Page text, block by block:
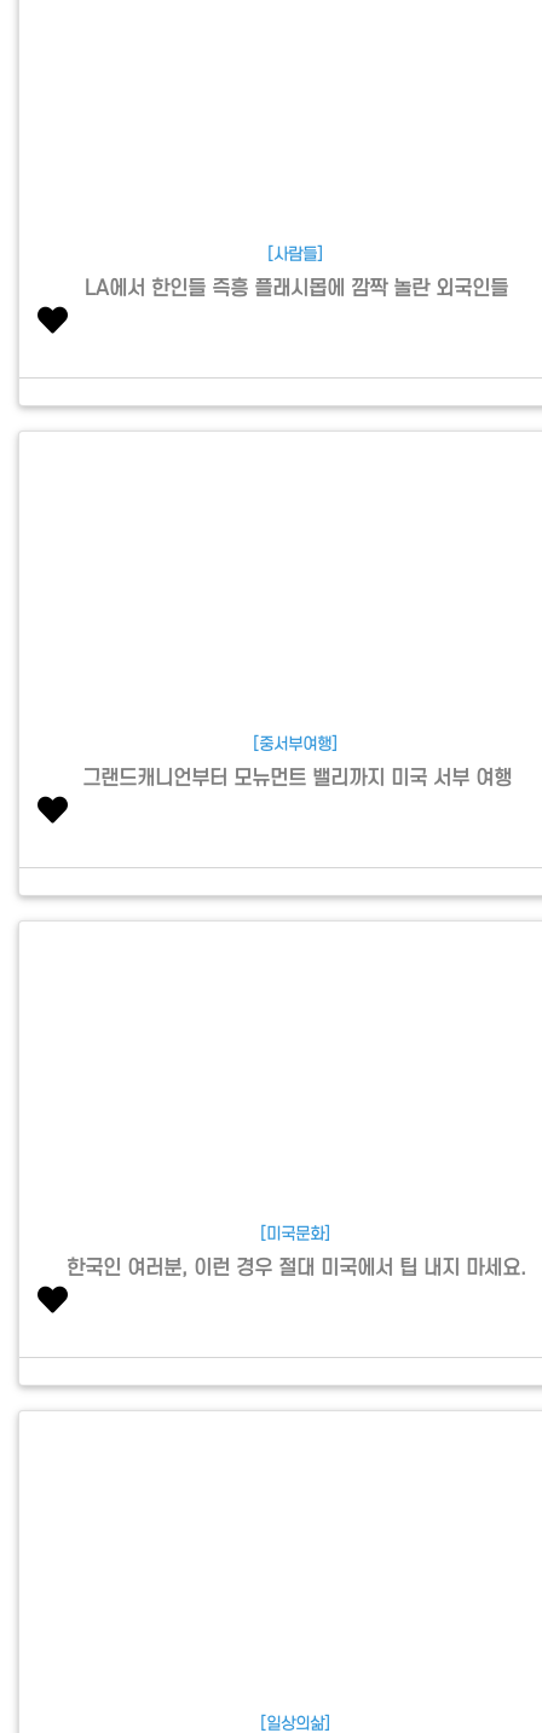
[사람들]
LA에서 한인들 즉흥 플래시몹에 깜짝 놀란 외국인들
[중서부여행]
그랜드캐니언부터 모뉴먼트 밸리까지 미국 서부 여행
[미국문화]
한국인 여러분, 이런 경우 절대 미국에서 팁 내지 마세요.
[일상의삶]